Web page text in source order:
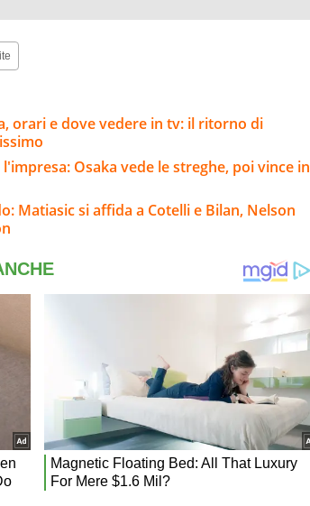
orari e dove vedere in tv: il ritorno di
Osaka vede le streghe, poi vince in
Matiasic si affida a Cotelli e Bilan, Nelson